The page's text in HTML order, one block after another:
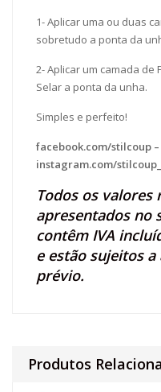
1- Aplicar uma ou duas
sobretudo a ponta da
2- Aplicar um camada de
Selar a ponta da unha.
Simples e perfeito!
facebook.com/stilcoup –
instagram.com/
Todos os valores
apresentados no
contêm IVA
e estão sujeitos
prévio.
Produtos